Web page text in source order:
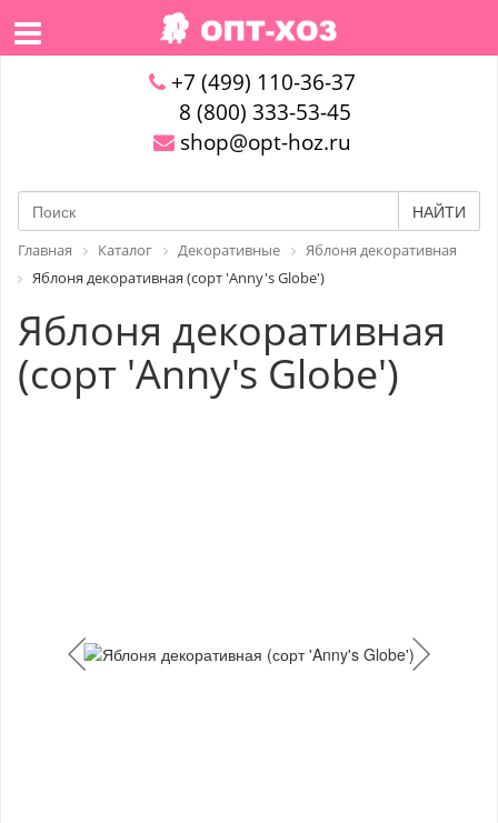
+7 (499) 110-36-37
8 (800) 333-53-45
shop@opt-hoz.ru
НАЙТИ
Главная Каталог Декоративные
Яблоня декоративная
Яблоня декоративная (сорт 'Anny's Globe')
Яблоня декоративная
(сорт 'Anny's Globe')